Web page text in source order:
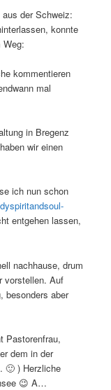
der Schweiz:
konnte
Weg:
kommentieren
mal
in Bregenz
wir einen
ich nun schon
entgehen lassen,
nachhause, drum
vorstellen. Auf
besonders aber
Pastorenfrau,
dem in der
🙂 ) Herzliche
😉 A…